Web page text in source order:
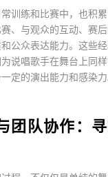
训练和比赛中，也积
、与观众的互动、赛
公众表达能力。这些
说唱歌手在舞台上同
定的演出能力和感染力
团队协作：